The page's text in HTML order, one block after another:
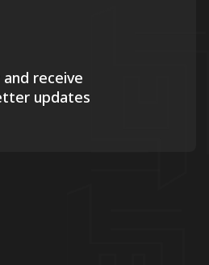
receive
updates